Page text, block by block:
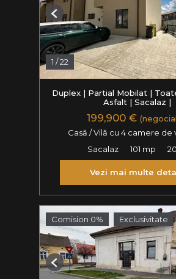
1 /22
Previous
Duplex | Partial Mobilat |
Asfalt | Sacalaz |
199,900 €
Casă / Vilă cu 4 camere de
Sacalaz
101 mp
Vezi mai multe
Comision 0% Exclusivitate
Previous